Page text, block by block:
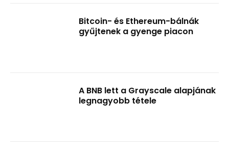
Bitcoin- és Ethereum-bálnák
gyűjtenek a gyenge piacon
A BNB lett a Grayscale alapjának
legnagyobb tétele